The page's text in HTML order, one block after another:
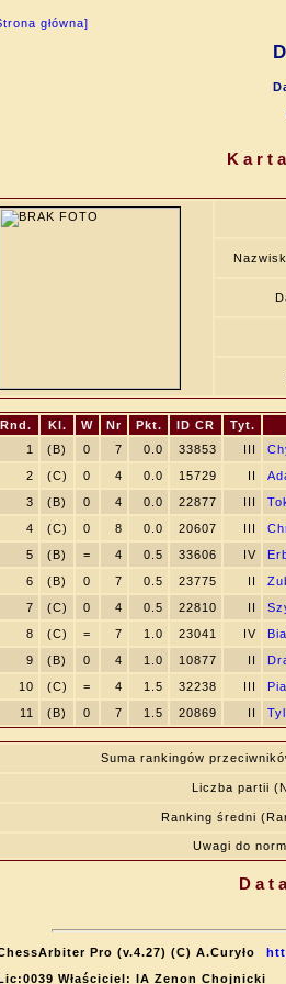
główna]
Rnd. Kl. W Nr Pkt. ID CR Tyt.
1
(B) 0 7 0.0 33853 III
2
(C) 0 4 0.0 15729 II
3
(B) 0 4 0.0 22877 III
4
(C) 0 8 0.0 20607 III
5
(B) = 4 0.5 33606 IV
6
(B) 0 7 0.5 23775 II
7
(C) 0 4 0.5 22810 II
8
(C) = 7 1.0 23041 IV
9
(B) 0 4 1.0 10877 II
10
(C) = 4 1.5 32238 III
11
(B) 0 7 1.5 20869 II
Suma rankingów
Liczba partii
Ranking średni
Uwagi do
Pro (v.4.27) (C) A.Curyło
Właściciel: IA Zenon Chojnicki